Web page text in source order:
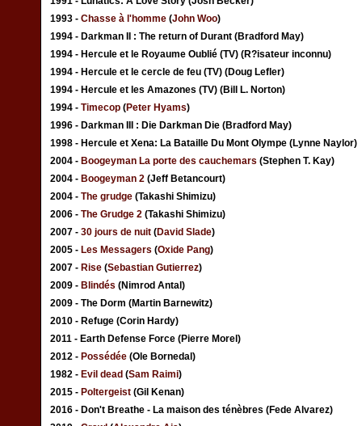
1993 - Chasse à l'homme (John Woo)
1994 - Darkman II : The return of Durant (Bradford May)
1994 - Hercule et le Royaume Oublié (TV) (R?isateur inconnu)
1994 - Hercule et le cercle de feu (TV) (Doug Lefler)
1994 - Hercule et les Amazones (TV) (Bill L. Norton)
1994 - Timecop (Peter Hyams)
1996 - Darkman III : Die Darkman Die (Bradford May)
1998 - Hercule et Xena: La Bataille Du Mont Olympe (Lynne Naylor)
2004 - Boogeyman La porte des cauchemars (Stephen T. Kay)
2004 - Boogeyman 2 (Jeff Betancourt)
2004 - The grudge (Takashi Shimizu)
2006 - The Grudge 2 (Takashi Shimizu)
2007 - 30 jours de nuit (David Slade)
2005 - Les Messagers (Oxide Pang)
2007 - Rise (Sebastian Gutierrez)
2009 - Blindés (Nimrod Antal)
2009 - The Dorm (Martin Barnewitz)
2010 - Refuge (Corin Hardy)
2011 - Earth Defense Force (Pierre Morel)
2012 - Possédée (Ole Bornedal)
1982 - Evil dead (Sam Raimi)
2015 - Poltergeist (Gil Kenan)
2016 - Don't Breathe - La maison des ténèbres (Fede Alvarez)